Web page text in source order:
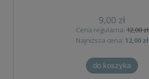
9,00 zł
Cena regularna:12,00 zł
Najniższa cena: 12,00 zł
do koszyka